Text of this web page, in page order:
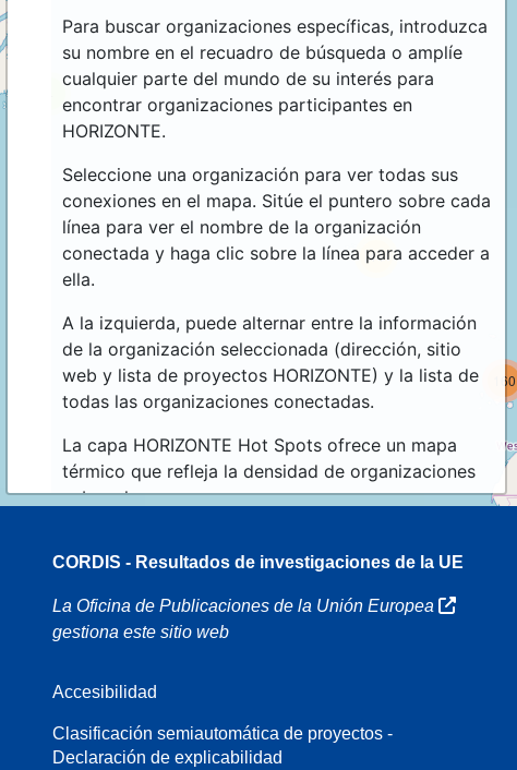
Para buscar organizaciones específicas, introduzca
su nombre en el recuadro de búsqueda o amplíe
cualquier parte del mundo de su interés para
encontrar organizaciones participantes en
HORIZONTE.
Seleccione una organización para ver todas sus
conexiones en el mapa. Sitúe el puntero sobre cada
línea para ver el nombre de la organización
conectada y haga clic sobre la línea para acceder a
ella.
A la izquierda, puede alternar entre la información
de la organización seleccionada (dirección, sitio
web y lista de proyectos HORIZONTE) y la lista de
todas las organizaciones conectadas.
La capa HORIZONTE Hot Spots ofrece un mapa
térmico que refleja la densidad de organizaciones
sobre el mapa.
44
160
CORDIS - Resultados de investigaciones de la UE
La Oficina de Publicaciones de la Unión Europea
gestiona este sitio web
Accesibilidad
Clasificación semiautomática de proyectos -
Declaración de explicabilidad